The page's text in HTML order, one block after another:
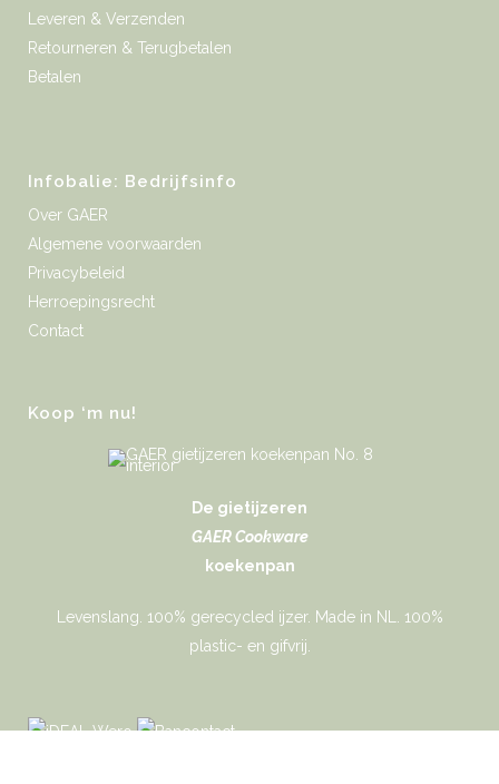
Leveren & Verzenden
Retourneren & Terugbetalen
Betalen
Infobalie: Bedrijfsinfo
Over GAER
Algemene voorwaarden
Privacybeleid
Herroepingsrecht
Contact
Koop ‘m nu!
De gietijzeren
GAER Cookware
koekenpan
Levenslang. 100% gerecycled ijzer. Made in NL. 100%
plastic- en gifvrij.